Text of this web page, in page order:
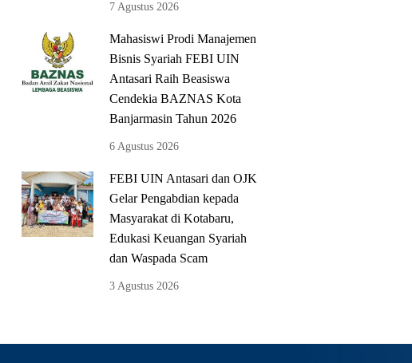
7 Agustus 2026
Mahasiswi Prodi Manajemen
Bisnis Syariah FEBI UIN
Antasari Raih Beasiswa
Cendekia BAZNAS Kota
Banjarmasin Tahun 2026
6 Agustus 2026
FEBI UIN Antasari dan OJK
Gelar Pengabdian kepada
Masyarakat di Kotabaru,
Edukasi Keuangan Syariah
dan Waspada Scam
3 Agustus 2026